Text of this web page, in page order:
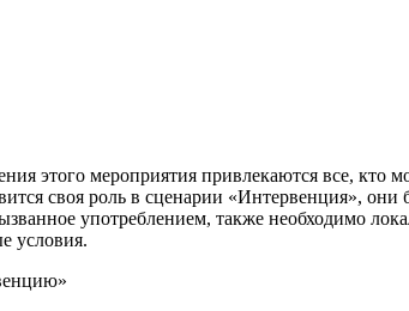
этого мероприятия привлекаются все, кто
своя роль в сценарии «Интервенция», они
употреблением, также необходимо
условия.